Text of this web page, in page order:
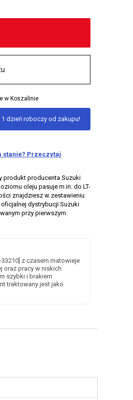
w Koszalinie
dzień roboczy od zakupu!
stanie? Przeczytaj
produkt producenta Suzuki
oleju pasuje m.in. do LT-
znajdziesz w zestawieniu
dystrybucji Suzuki
przy pierwszym
z czasem matowieje
oraz pracy w niskich
szybki i brakiem
traktowany jest jako